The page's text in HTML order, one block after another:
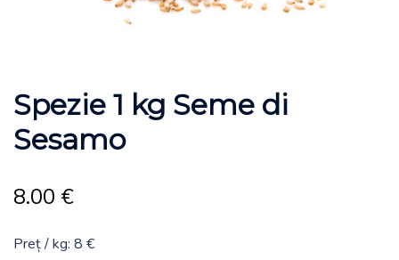
Spezie 1 kg Seme di
Sesamo
8.00 €
Preț / kg: 8 €